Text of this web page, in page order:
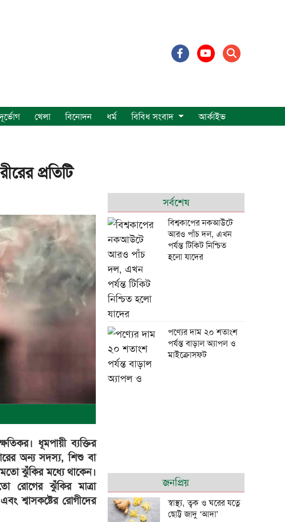
খেলা বিনোদন ধর্ম বিবিধ সংবাদ আর্কাইভ
প্রতিটি
ধূমপায়ী ব্যক্তির
অন্য সদস্য, শিশু বা
মতো ঝুঁকির মধ্যে থাকেন।
রোগের ঝুঁকির মাত্রা
শ্বাসকষ্টের রোগীদের
সর্বশেষ
বিশ্বকাপের নকআউটে
আরও পাঁচ দল, এখন
পর্যন্ত টিকিট নিশ্চিত
হলো যাদের
পণ্যের দাম ২০ শতাংশ
পর্যন্ত বাড়াল অ্যাপল ও
মাইক্রোসফট
শি জিনপিংয়ের সঙ্গে
তারেক রহমানের
শুভেচ্ছা বিনিময়
জনপ্রিয়
স্বাস্থ্য, ত্বক ও ঘরের যত্নে
ছোট্ট জাদু ‘আদা’